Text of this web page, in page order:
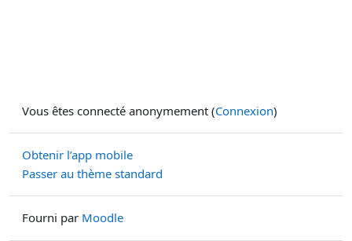
Vous êtes connecté anonymement (Connexion)
Obtenir l’app mobile
Passer au thème standard
Fourni par Moodle